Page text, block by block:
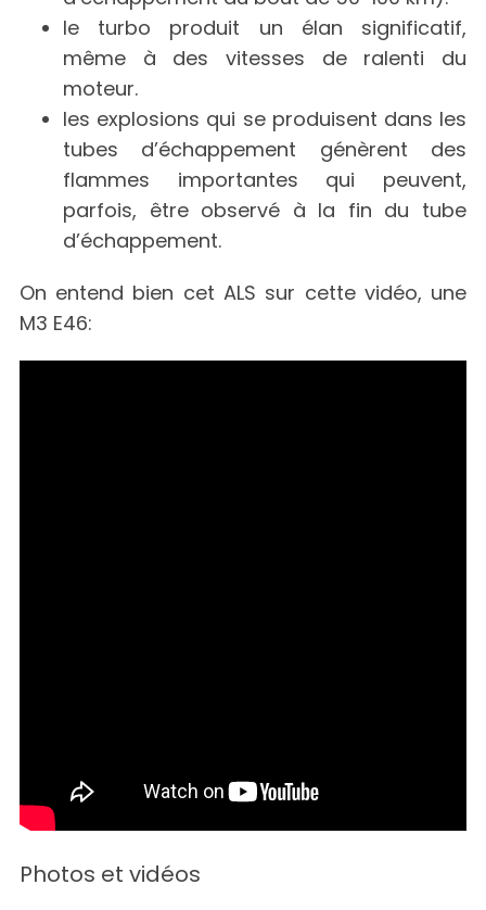
le turbo produit un élan significatif,
même à des vitesses de ralenti du
moteur.
les explosions qui se produisent dans les
tubes d’échappement génèrent des
flammes importantes qui peuvent,
parfois, être observé à la fin du tube
d’échappement.
On entend bien cet ALS sur cette vidéo, une
M3 E46:
Photos et vidéos